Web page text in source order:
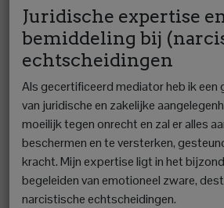
Juridische expertise
bemiddeling bij
echtscheidingen
Als gecertificeerd mediator heb ik een
van juridische en zakelijke
moeilijk tegen onrecht en zal er alles
beschermen en te versterken,
kracht. Mijn expertise ligt in het
begeleiden van emotioneel zware,
narcistische echtscheidingen.